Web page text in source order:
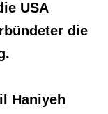
USA
die
Haniyeh